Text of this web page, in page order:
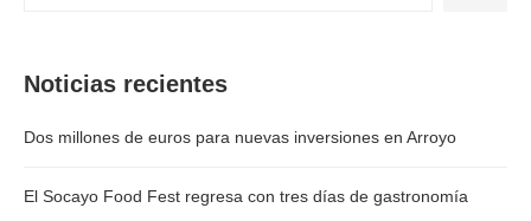
Noticias recientes
Dos millones de euros para nuevas inversiones en Arroyo
El Socayo Food Fest regresa con tres días de gastronomía